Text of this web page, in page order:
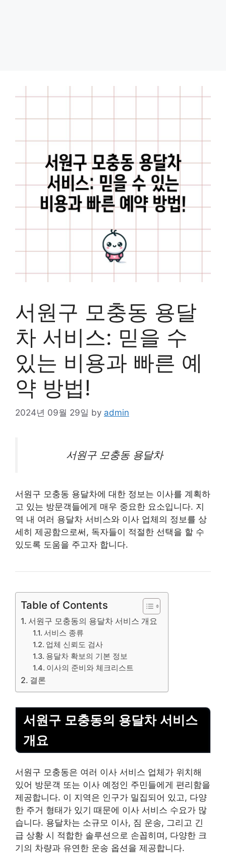
서원구 모충동 용달
차 서비스: 믿을 수
있는 비용과 빠른 예
약 방법!
2024년 09월 29일 by admin
서원구 모충동 용달차
서원구 모충동 용달차에 대한 정보는 이사를 계획하
고 있는 방문객들에게 매우 중요한 요소입니다. 지
역 내 여러 용달차 서비스와 이사 업체의 정보를 상
세히 제공함으로써, 독자들이 적절한 선택을 할 수
있도록 도움을 주고자 합니다.
Table of Contents
서원구 모충동의 용달차 서비스 개요
서비스 종류
업체 신뢰도 검사
용달차 확보의 기본 정보
이사의 준비와 체크리스트
결론
서원구 모충동의 용달차 서비스
개요
서원구 모충동은 여러 이사 서비스 업체가 위치해
있어 방문객 또는 이사 예정인 주민들에게 편리함을
제공합니다. 이 지역은 인구가 밀집되어 있고, 다양
한 주거 형태가 있기 때문에 이사 서비스 수요가 많
습니다. 용달차는 소규모 이사, 짐 운송, 그리고 긴
급 상황 시 적합한 솔루션으로 손꼽히며, 다양한 크
기의 차량과 유연한 운송 옵션을 제공합니다.